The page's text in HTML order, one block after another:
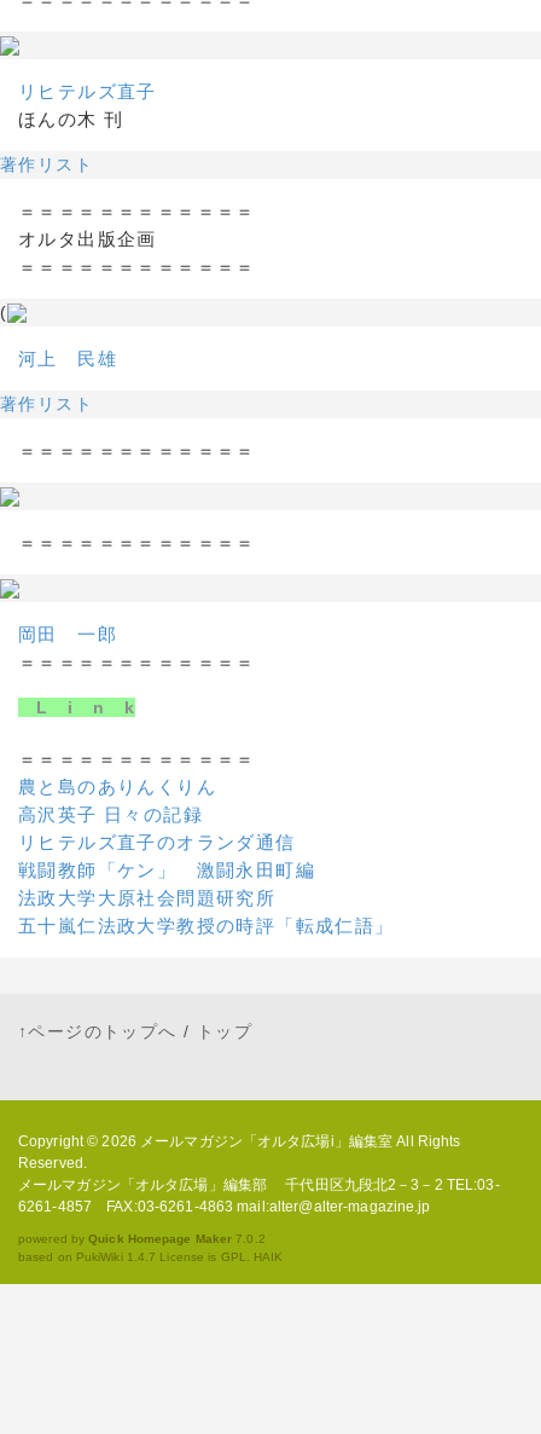
リヒテルズ直子
ほんの木 刊
著作リスト
＝＝＝＝＝＝＝＝＝＝＝＝
オルタ出版企画
＝＝＝＝＝＝＝＝＝＝＝＝
(
河上 民雄
著作リスト
＝＝＝＝＝＝＝＝＝＝＝＝
＝＝＝＝＝＝＝＝＝＝＝＝
岡田 一郎
＝＝＝＝＝＝＝＝＝＝＝＝
L i n k
＝＝＝＝＝＝＝＝＝＝＝＝
農と島のありんくりん
高沢英子 日々の記録
リヒテルズ直子のオランダ通信
戦闘教師「ケン」 激闘永田町編
法政大学大原社会問題研究所
五十嵐仁法政大学教授の時評「転成仁語」
↑ページのトップへ / トップ
Copyright © 2026 メールマガジン「オルタ広場i」編集室 All Rights
Reserved.
メールマガジン「オルタ広場」編集部 千代田区九段北2－3－2 TEL:03-
6261-4857 FAX:03-6261-4863 mail:alter@alter-magazine.jp
powered byQuick Homepage Maker 7.0.2
based on PukiWiki 1.4.7 License is GPL. HAIK